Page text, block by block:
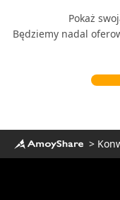
Pokaż
Będziemy nadal
>